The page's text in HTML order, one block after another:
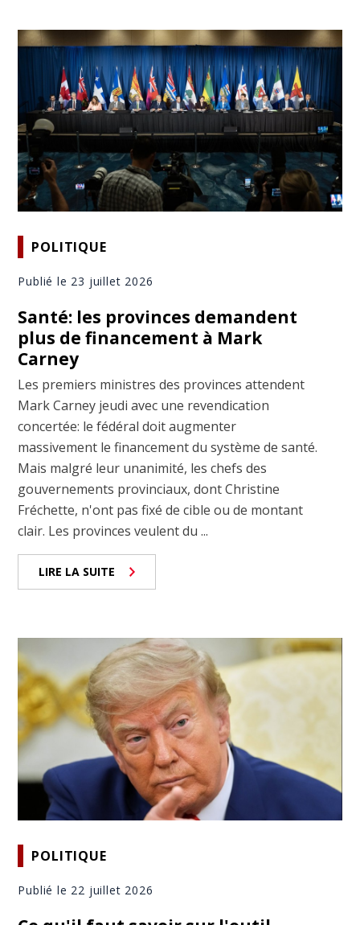
POLITIQUE
Publié le 23 juillet 2026
Santé: les provinces demandent
plus de financement à Mark
Carney
Les premiers ministres des provinces attendent
Mark Carney jeudi avec une revendication
concertée: le fédéral doit augmenter
massivement le financement du système de santé.
Mais malgré leur unanimité, les chefs des
gouvernements provinciaux, dont Christine
Fréchette, n'ont pas fixé de cible ou de montant
clair. Les provinces veulent du ...
LIRE LA SUITE
POLITIQUE
Publié le 22 juillet 2026